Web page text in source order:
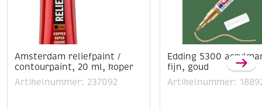
Amsterdam reliefpaint /
contourpaint, 20 ml, koper
Artikelnummer: 237092
Edding 5300
fijn, goud
Artikelnummer: